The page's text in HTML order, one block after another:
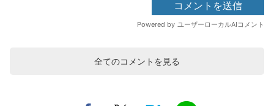
全てのコメントを見る